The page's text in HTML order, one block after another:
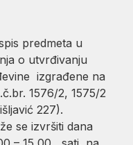
predmeta u
o utvrđivanju
izgrađene na
1576/2, 1575/2
227).
se izvršiti dana